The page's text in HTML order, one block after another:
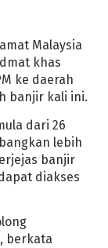
Malaysia
khas
ke daerah
banjir kali ini.
dari 26
lebih
banjir
diakses
berkata